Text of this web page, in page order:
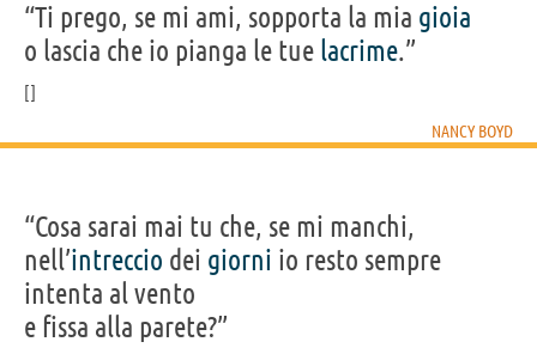
“Ti prego, se mi ami, sopporta la mia gioia
o lascia che io pianga le tue lacrime.”
NANCY BOYD
“Cosa sarai mai tu che, se mi manchi,
nell’intreccio dei giorni io resto sempre
intenta al vento
e fissa alla parete?”